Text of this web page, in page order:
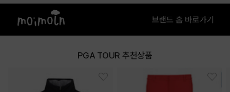
PGA TOUR 추천상품